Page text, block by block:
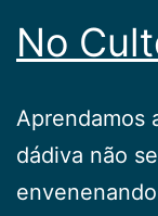
No
Aprendamos
dádiva não